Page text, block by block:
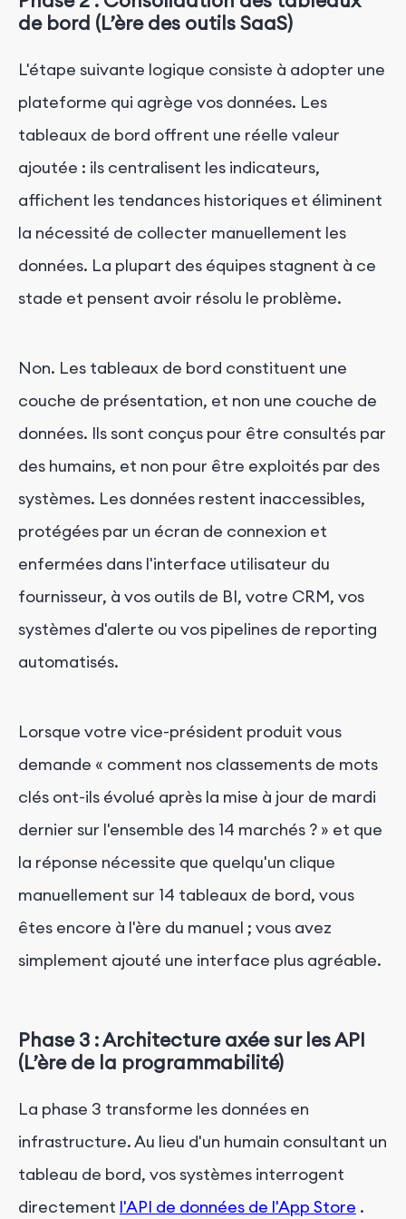
de bord (L’ère des outils SaaS)
L'étape suivante logique consiste à adopter une
plateforme qui agrège vos données. Les
tableaux de bord offrent une réelle valeur
ajoutée : ils centralisent les indicateurs,
affichent les tendances historiques et éliminent
la nécessité de collecter manuellement les
données. La plupart des équipes stagnent à ce
stade et pensent avoir résolu le problème.
Non. Les tableaux de bord constituent une
couche de présentation, et non une couche de
données. Ils sont conçus pour être consultés par
des humains, et non pour être exploités par des
systèmes. Les données restent inaccessibles,
protégées par un écran de connexion et
enfermées dans l'interface utilisateur du
fournisseur, à vos outils de BI, votre CRM, vos
systèmes d'alerte ou vos pipelines de reporting
automatisés.
Lorsque votre vice-président produit vous
demande « comment nos classements de mots
clés ont-ils évolué après la mise à jour de mardi
dernier sur l'ensemble des 14 marchés ? » et que
la réponse nécessite que quelqu'un clique
manuellement sur 14 tableaux de bord, vous
êtes encore à l'ère du manuel ; vous avez
simplement ajouté une interface plus agréable.
Phase 3 : Architecture axée sur les API
(L’ère de la programmabilité)
La phase 3 transforme les données en
infrastructure. Au lieu d'un humain consultant un
tableau de bord, vos systèmes interrogent
directement l'API de données de l'App Store .